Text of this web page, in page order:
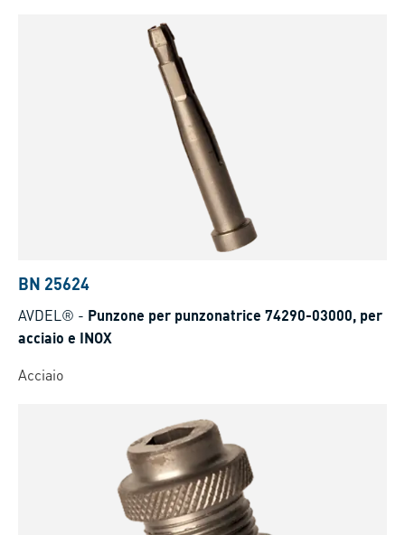
BN 25624
AVDEL® - Punzone per punzonatrice 74290-03000, per
acciaio e INOX
Acciaio